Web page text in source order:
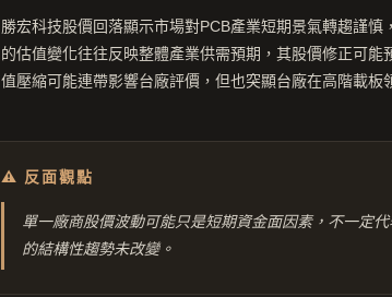
勝宏科技股價回落顯示市場對PCB產業短期景氣轉趨謹
的估值變化往往反映整體產業供需預期，其股價修正可
值壓縮可能連帶影響台廠評價，但也突顯台廠在高階載板
⚠ 反面觀點
單一廠商股價波動可能只是短期資金面因素，不一定
的結構性趨勢未改變。